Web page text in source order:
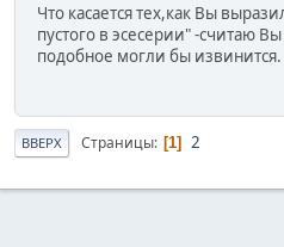
Что касается тех,как Вы
пустого в эсесерии" -считаю
подобное могли бы извинится.
ВВЕРХ Страницы 1 2